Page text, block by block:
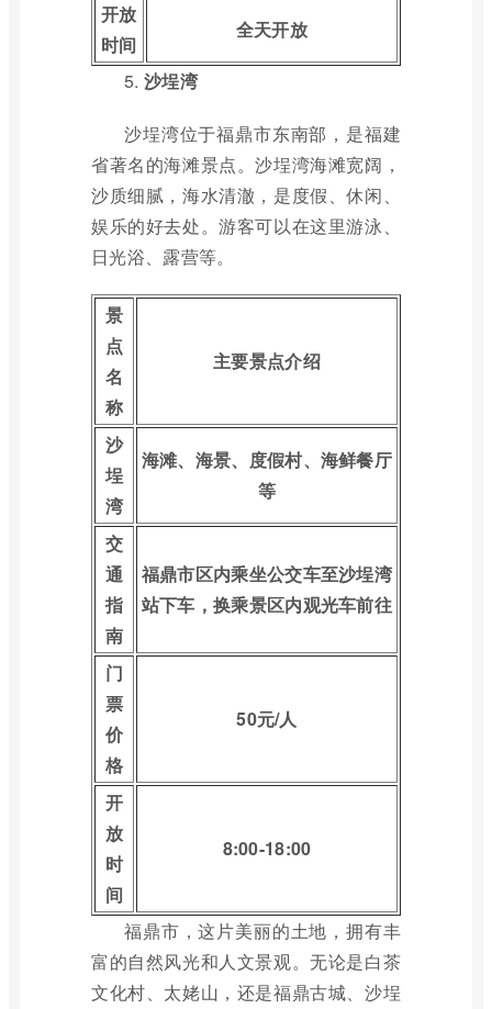
开放
时间
全天开放
5. 沙埕湾
沙埕湾位于福鼎市东南部，是福建
省著名的海滩景点。沙埕湾海滩宽阔，
沙质细腻，海水清澈，是度假、休闲、
娱乐的好去处。游客可以在这里游泳、
日光浴、露营等。
景
点
名
称
主要景点介绍
沙
埕
湾
海滩、海景、度假村、海鲜餐厅
等
交
通
指
南
福鼎市区内乘坐公交车至沙埕湾
站下车，换乘景区内观光车前往
门
票
价
格
50元/人
开
放
时
间
8:00-18:00
福鼎市，这片美丽的土地，拥有丰
富的自然风光和人文景观。无论是白茶
文化村、太姥山，还是福鼎古城、沙埕